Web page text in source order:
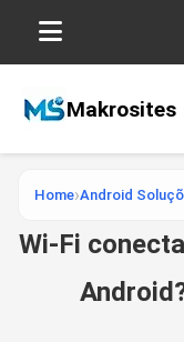
Makrosites
Home Android
Wi-Fi